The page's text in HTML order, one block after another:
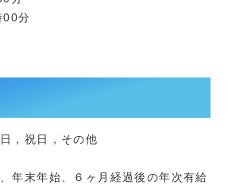
00分
，祝日，その他
年末年始、６ヶ月経過後の年次有給